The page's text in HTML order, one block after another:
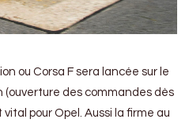
ou Corsa F sera lancée sur le
(ouverture des commandes dès
pour Opel. Aussi la firme au